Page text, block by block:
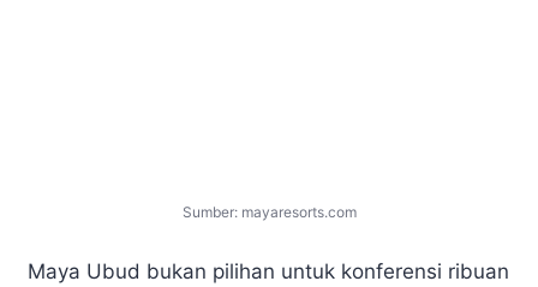
Sumber: mayaresorts.com
Maya Ubud bukan pilihan untuk konferensi ribuan